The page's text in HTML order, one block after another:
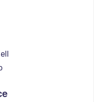
Hasee
ZTE
Hiper
Evga
Google
Ardor